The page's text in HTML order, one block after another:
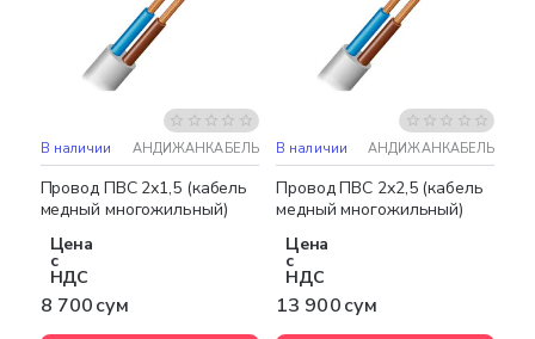
Бестселлер
В наличии АНДИЖАНКАБЕЛЬ
Провод ПВС 2х1,5 (кабель
медный многожильный)
Цена
с
НДС
8 700 сум
Бестселлер
В наличии АНДИЖАНКАБЕЛЬ
Провод ПВС 2х2,5 (кабель
медный многожильный)
Цена
с
НДС
13 900 сум